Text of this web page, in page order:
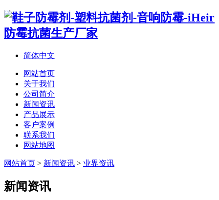
简体中文
网站首页
关于我们
公司简介
新闻资讯
产品展示
客户案例
联系我们
网站地图
网站首页 > 新闻资讯 > 业界资讯
新闻资讯